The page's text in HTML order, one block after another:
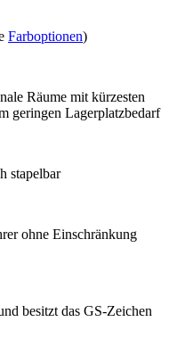
Farboptionen)
Räume mit kürzesten
geringen Lagerplatzbedarf
stapelbar
ohne Einschränkung
besitzt das GS-Zeichen